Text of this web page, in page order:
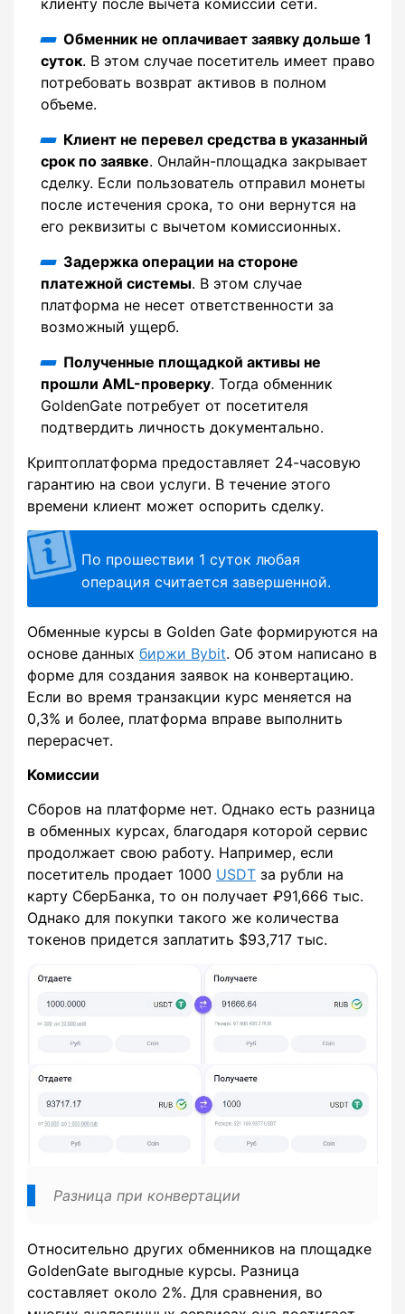
Обменник не оплачивает заявку дольше 1
суток. В этом случае посетитель имеет право
потребовать возврат активов в полном
объеме.
Клиент не перевел средства в указанный
срок по заявке. Онлайн-площадка закрывает
сделку. Если пользователь отправил монеты
после истечения срока, то они вернутся на
его реквизиты с вычетом комиссионных.
Задержка операции на стороне
платежной системы. В этом случае
платформа не несет ответственности за
возможный ущерб.
Полученные площадкой активы не
прошли AML-проверку. Тогда обменник
GoldenGate потребует от посетителя
подтвердить личность документально.
Криптоплатформа предоставляет 24-часовую
гарантию на свои услуги. В течение этого
времени клиент может оспорить сделку.
По прошествии 1 суток любая
операция считается завершенной.
Обменные курсы в Golden Gate формируются на
основе данных биржи Bybit. Об этом написано в
форме для создания заявок на конвертацию.
Если во время транзакции курс меняется на
0,3% и более, платформа вправе выполнить
перерасчет.
Комиссии
Сборов на платформе нет. Однако есть разница
в обменных курсах, благодаря которой сервис
продолжает свою работу. Например, если
посетитель продает 1000 USDT за рубли на
карту СберБанка, то он получает ₽91,666 тыс.
Однако для покупки такого же количества
токенов придется заплатить $93,717 тыс.
Разница при конвертации
Относительно других обменников на площадке
GoldenGate выгодные курсы. Разница
составляет около 2%. Для сравнения, во